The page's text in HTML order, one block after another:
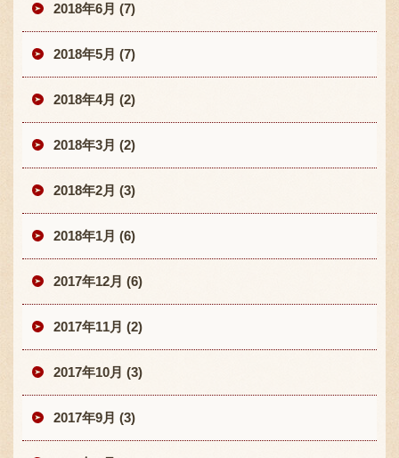
2018年6月 (7)
2018年5月 (7)
2018年4月 (2)
2018年3月 (2)
2018年2月 (3)
2018年1月 (6)
2017年12月 (6)
2017年11月 (2)
2017年10月 (3)
2017年9月 (3)